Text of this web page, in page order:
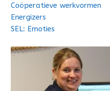
Coöperatieve werkvormen
Energizers
SEL: Emoties